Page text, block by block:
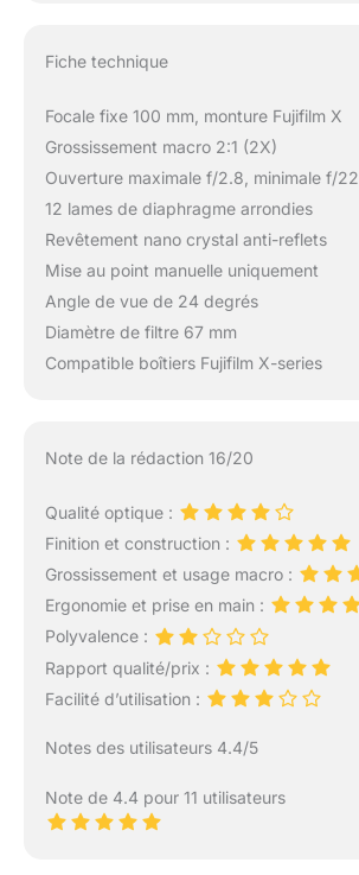
Fiche technique
Focale fixe 100 mm, monture Fujifilm X
Grossissement macro 2:1 (2X)
Ouverture maximale f/2.8, minimale f/22
12 lames de diaphragme arrondies
Revêtement nano crystal anti-reflets
Mise au point manuelle uniquement
Angle de vue de 24 degrés
Diamètre de filtre 67 mm
Compatible boîtiers Fujifilm X-series
Note de la rédaction 16/20
Qualité optique :
Finition et construction :
Grossissement et usage macro :
Ergonomie et prise en main :
Polyvalence :
Rapport qualité/prix :
Facilité d’utilisation :
Notes des utilisateurs 4.4/5
Note de 4.4 pour 11 utilisateurs